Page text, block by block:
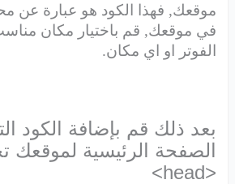
موقعك, فهذا الكود هو عبارة عن
في موقعك, قم باختيار مكان
الفوتر او اي مكان.
بعد ذلك قم بإضافة الكود
الصفحة الرئيسية
<head>